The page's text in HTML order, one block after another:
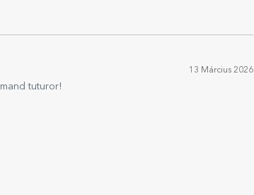
13 Március 2026
tuturor!